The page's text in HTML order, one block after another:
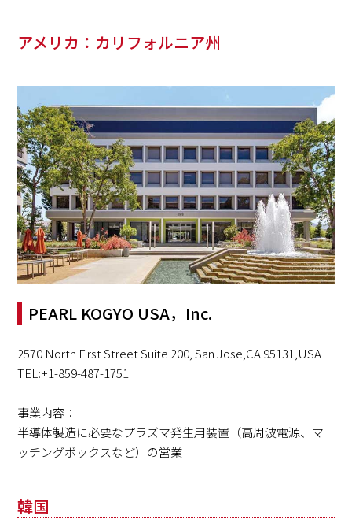
アメリカ：カリフォルニア州
PEARL KOGYO USA，Inc.
2570 North First Street Suite 200, San Jose,CA 95131,USA
TEL:+1-859-487-1751
事業内容：
半導体製造に必要なプラズマ発生用装置（高周波電源、マ
ッチングボックスなど）の営業
韓国